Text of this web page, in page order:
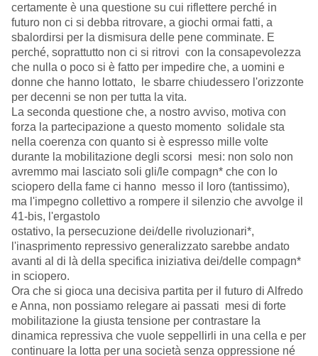
certamente è una questione su cui riflettere perché in
futuro non ci si debba ritrovare, a giochi ormai fatti, a
sbalordirsi per la dismisura delle pene comminate. E
perché, soprattutto non ci si ritrovi con la consapevolezza
che nulla o poco si è fatto per impedire che, a uomini e
donne che hanno lottato, le sbarre chiudessero l'orizzonte
per decenni se non per tutta la vita.
La seconda questione che, a nostro avviso, motiva con
forza la partecipazione a questo momento solidale sta
nella coerenza con quanto si è espresso mille volte
durante la mobilitazione degli scorsi mesi: non solo non
avremmo mai lasciato soli gli/le compagn* che con lo
sciopero della fame ci hanno messo il loro (tantissimo),
ma l'impegno collettivo a rompere il silenzio che avvolge il
41-bis, l'ergastolo
ostativo, la persecuzione dei/delle rivoluzionari*,
l'inasprimento repressivo generalizzato sarebbe andato
avanti al di là della specifica iniziativa dei/delle compagn*
in sciopero.
Ora che si gioca una decisiva partita per il futuro di Alfredo
e Anna, non possiamo relegare ai passati mesi di forte
mobilitazione la giusta tensione per contrastare la
dinamica repressiva che vuole seppellirli in una cella e per
continuare la lotta per una società senza oppressione né